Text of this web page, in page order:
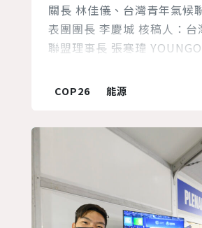
關長 林佳儀、台灣青年氣候
表團團長 李慶城 核稿人：台
聯盟理事長 張寒瑋
府組織社群之一，由世界各
(Global North) 和南半球
South)。這兩位代表負...
COP26 能源